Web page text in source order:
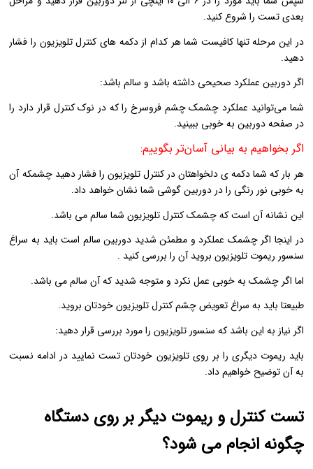
بعدی تست را شروع کنید.
در این مرحله تنها کافیست شما هر کدام از دکمه های کنترل تلویزیون را فشار
دهید.
اگر دوربین عملکرد صحیحی داشته باشد و سالم باشد:
شما می‌توانید عملکرد چشمک چشم فروسرخ را که در نوک کنترل قرار دارد را
در صفحه دوربین به خوبی ببینید.
اگر بخواهیم به بیانی آسان‌تر بگوییم:
هر بار که شما دکمه ی دلخواهتان در کنترل تلویزیون را فشار دهید چشمکه آن
به ‌خوبی نور رنگی را در دوربین گوشی شما نشان خواهد داد.
این نشانه آن است که چشمک کنترل تلویزیون شما سالم می باشد.
در اینجا اگر چشمک عملکرد و مطمئن شدید دوربین سالم است باید به سراغ
سنسور ریموت تلویزیون بروید آن را بررسی کنید .
اما اگر چشمک به خوبی عمل نکرد و متوجه شدید که آن سالم می باشد.
طبیعتا باید به سراغ تعویض چشم کنترل ‌تلویزیون خودتان بروید.
اگر نیاز به این باشد که سنسور تلویزیون را مورد بررسی قرار دهید:
باید ریموت دیگری را بر روی تلویزیون خودتان تست نمایید در ادامه نسبت
به آن توضیح خواهیم داد.
تست کنترل و ریموت دیگر بر روی دستگاه
چگونه انجام می شود؟